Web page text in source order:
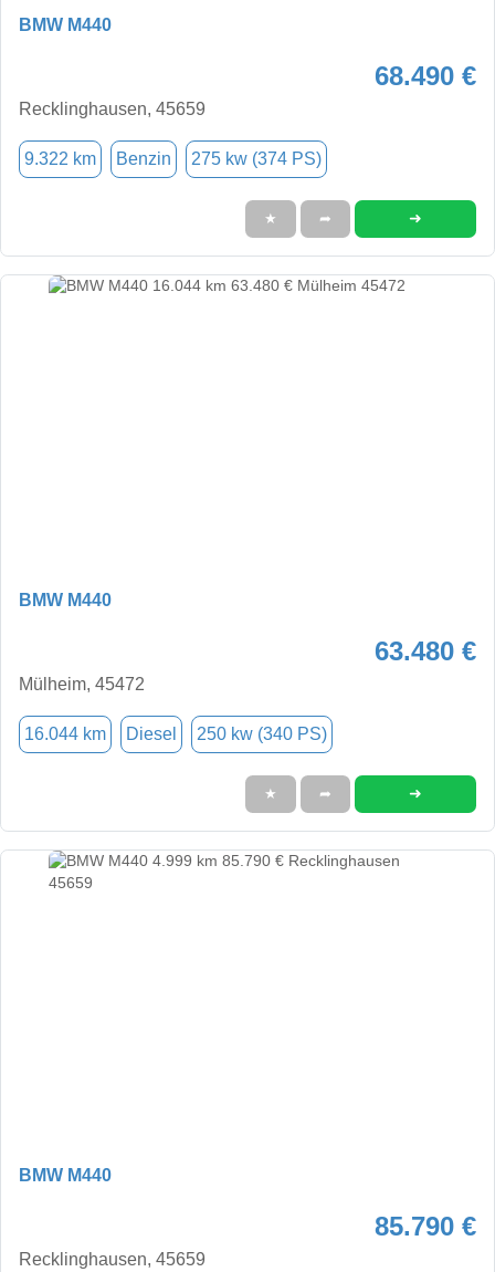
BMW M440
68.490 €
Recklinghausen, 45659
9.322 km Benzin 275 kw (374 PS)
★ ➦ ➜
BMW M440
63.480 €
Mülheim, 45472
16.044 km Diesel 250 kw (340 PS)
★ ➦ ➜
BMW M440
85.790 €
Recklinghausen, 45659